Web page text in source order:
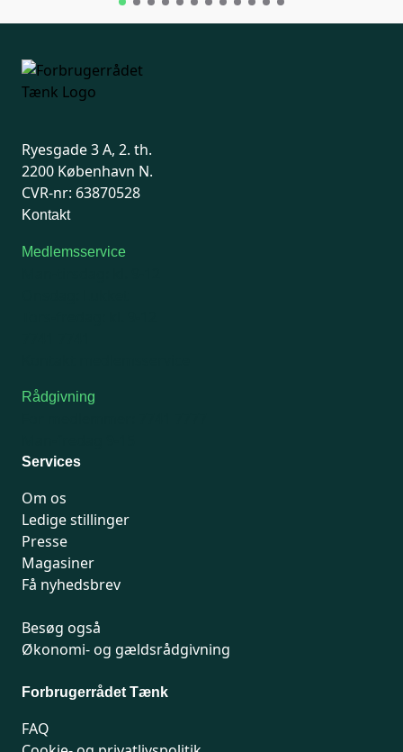
Ryesgade 3 A, 2. th.
2200 København N.
CVR-nr: 63870528
Kontakt
Medlemsservice
Rådgivning
Services
Om os
Ledige stillinger
Presse
Magasiner
Få nyhedsbrev
Besøg også
Økonomi- og gældsrådgivning
Forbrugerrådet Tænk
FAQ